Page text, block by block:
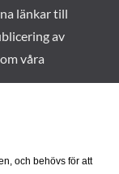
länkar till
av
våra
och behövs för att